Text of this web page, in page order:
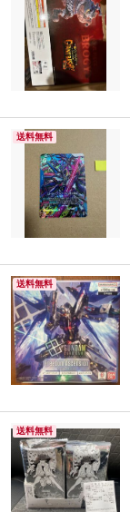
送料無料
送料無料
送料無料